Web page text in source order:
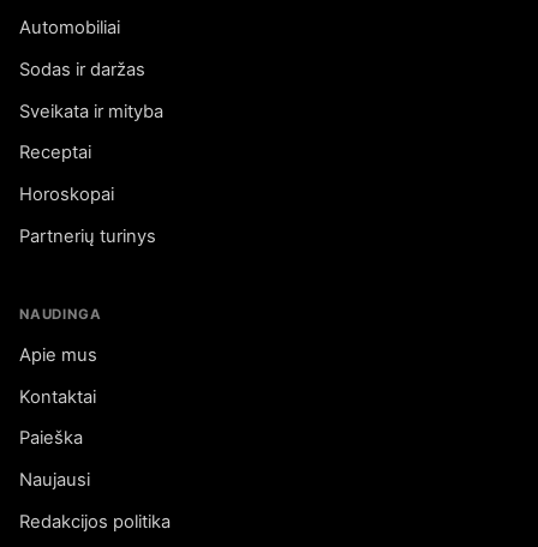
Automobiliai
Sodas ir daržas
Sveikata ir mityba
Receptai
Horoskopai
Partnerių turinys
NAUDINGA
Apie mus
Kontaktai
Paieška
Naujausi
Redakcijos politika